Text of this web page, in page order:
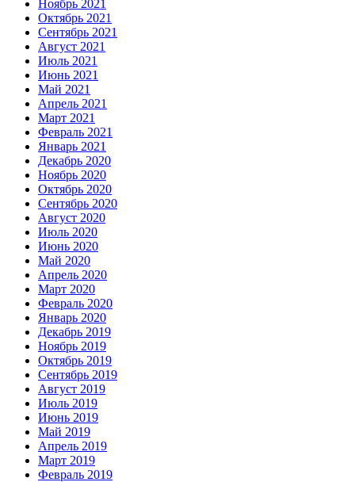
Ноябрь 2021
Октябрь 2021
Сентябрь 2021
Август 2021
Июль 2021
Июнь 2021
Май 2021
Апрель 2021
Март 2021
Февраль 2021
Январь 2021
Декабрь 2020
Ноябрь 2020
Октябрь 2020
Сентябрь 2020
Август 2020
Июль 2020
Июнь 2020
Май 2020
Апрель 2020
Март 2020
Февраль 2020
Январь 2020
Декабрь 2019
Ноябрь 2019
Октябрь 2019
Сентябрь 2019
Август 2019
Июль 2019
Июнь 2019
Май 2019
Апрель 2019
Март 2019
Февраль 2019